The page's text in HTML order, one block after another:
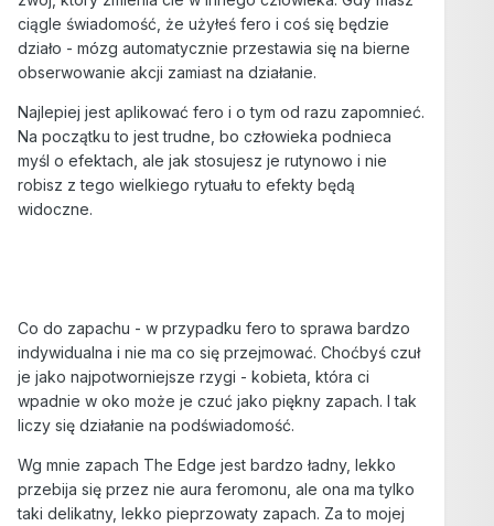
ciągle świadomość, że użyłeś fero i coś się będzie
działo - mózg automatycznie przestawia się na bierne
obserwowanie akcji zamiast na działanie.
Najlepiej jest aplikować fero i o tym od razu zapomnieć.
Na początku to jest trudne, bo człowieka podnieca
myśl o efektach, ale jak stosujesz je rutynowo i nie
robisz z tego wielkiego rytuału to efekty będą
widoczne.
Co do zapachu - w przypadku fero to sprawa bardzo
indywidualna i nie ma co się przejmować. Choćbyś czuł
je jako najpotworniejsze rzygi - kobieta, która ci
wpadnie w oko może je czuć jako piękny zapach. I tak
liczy się działanie na podświadomość.
Wg mnie zapach The Edge jest bardzo ładny, lekko
przebija się przez nie aura feromonu, ale ona ma tylko
taki delikatny, lekko pieprzowaty zapach. Za to mojej